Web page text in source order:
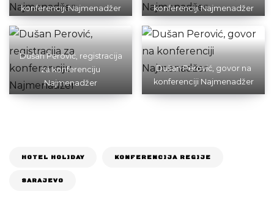
konferenciji Najmenadžer
konferenciji Najmenadžer
Dušan Perović, registracija
za konferenciju
Najmenadžer
Dušan Perović, govor na
konferenciji Najmenadžer
HOTEL HOLIDAY KONFERENCIJA REGIJE
SARAJEVO